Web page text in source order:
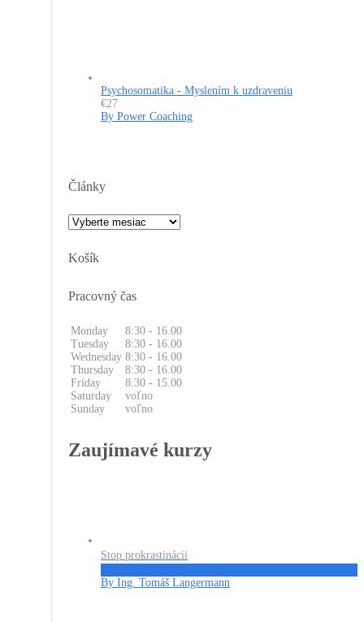
Psychosomatika - Myslením k uzdraveniu
€27
By Power Coaching
Články
Články
Košík
Pracovný čas
Monday
8:30 - 16.00
Tuesday
8:30 - 16.00
Wednesday 8:30 - 16.00
Thursday
8:30 - 16.00
Friday
8:30 - 15.00
Saturday
voľno
Sunday
voľno
Zaujímavé kurzy
Stop prokrastinácii
By Ing. Tomáš Langermann